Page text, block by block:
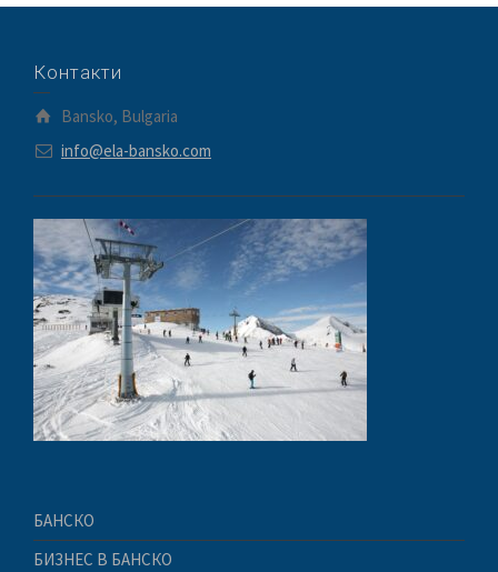
Контакти
Bansko, Bulgaria
info@ela-bansko.com
БАНСКО
БИЗНЕС В БАНСКО